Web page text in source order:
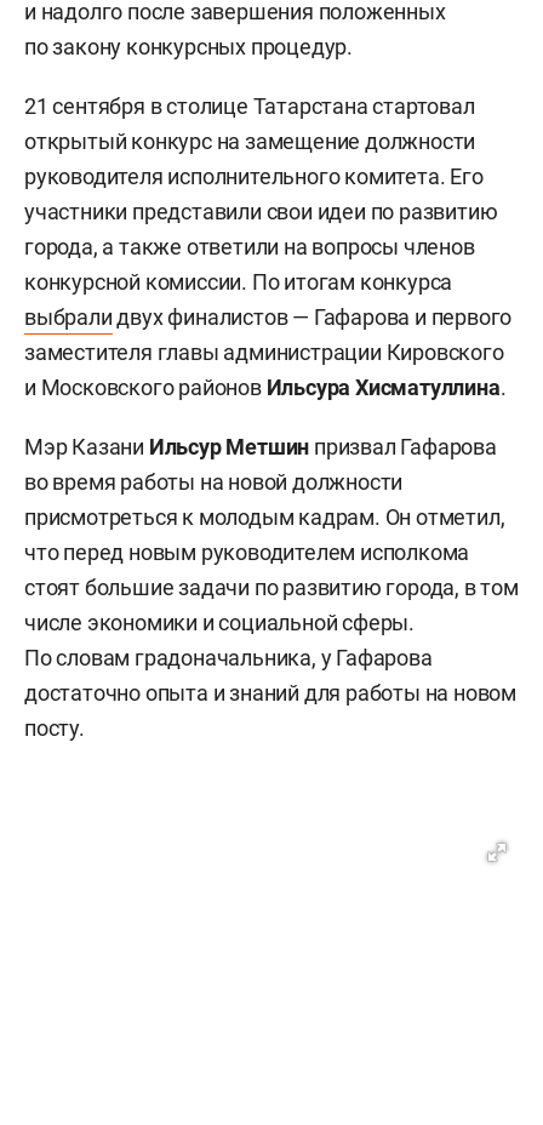
и надолго после завершения положенных
по закону конкурсных процедур.
21 сентября в столице Татарстана стартовал
открытый конкурс на замещение должности
руководителя исполнительного комитета. Его
участники представили свои идеи по развитию
города, а также ответили на вопросы членов
конкурсной комиссии. По итогам конкурса
выбралидвух финалистов — Гафарова и первого
заместителя главы администрации Кировского
и Московского районов Ильсура Хисматуллина.
Мэр Казани Ильсур Метшин призвал Гафарова
во время работы на новой должности
присмотреться к молодым кадрам. Он отметил,
что перед новым руководителем исполкома
стоят большие задачи по развитию города, в том
числе экономики и социальной сферы.
По словам градоначальника, у Гафарова
достаточно опыта и знаний для работы на новом
посту.